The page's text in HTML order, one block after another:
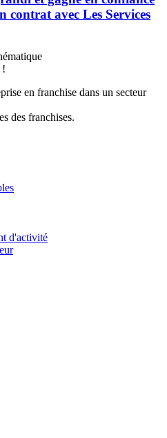
contrat avec Les Services
!
en franchise dans un secteur
des franchises.
d'activité